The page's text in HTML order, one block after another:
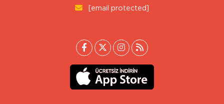
[email protected]